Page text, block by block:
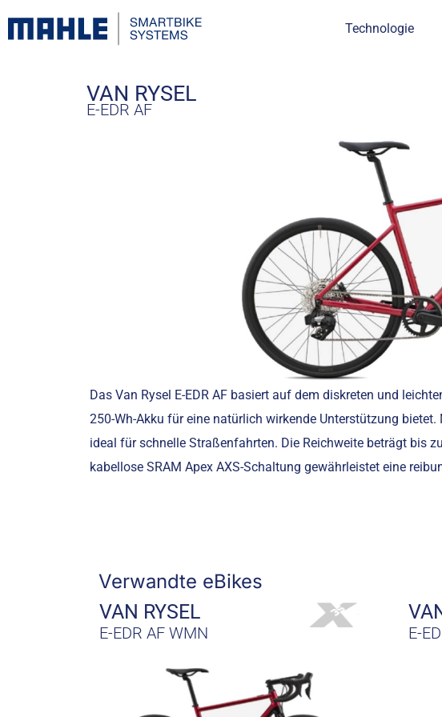
Technologie
VAN RYSEL
E-EDR AF
Das Van Rysel E-EDR AF basiert auf dem diskreten und
250-Wh-Akku für eine natürlich wirkende Unterstützung
ideal für schnelle Straßenfahrten. Die Reichweite beträgt bis
kabellose SRAM Apex AXS-Schaltung gewährleistet eine
Verwandte eBikes
VAN RYSEL
E-EDR AF WMN E-